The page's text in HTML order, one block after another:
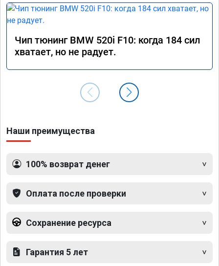
Чип тюнинг BMW 520i F10: когда 184 сил
хватает, но не радует.
Наши преимущества
100% возврат денег
Оплата после проверки
Сохранение ресурса
Гарантия 5 лет